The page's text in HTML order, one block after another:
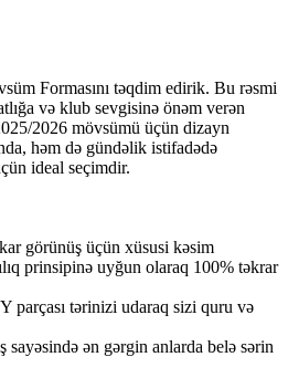
Formasını təqdim edirik. Bu rəsmi
və klub sevgisinə önəm verən
2026 mövsümü üçün dizayn
həm də gündəlik istifadədə
ideal seçimdir.
görünüş üçün xüsusi kəsim
prinsipinə uyğun olaraq 100% təkrar
parçası tərinizi udaraq sizi quru və
sayəsində ən gərgin anlarda belə sərin